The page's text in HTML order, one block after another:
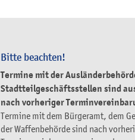
Bitte beachten!
Termine mit der
Stadtteilgeschäftsstellen sind
nach vorheriger
Termine mit dem Bürgeramt, dem
der Waffenbehörde sind nach